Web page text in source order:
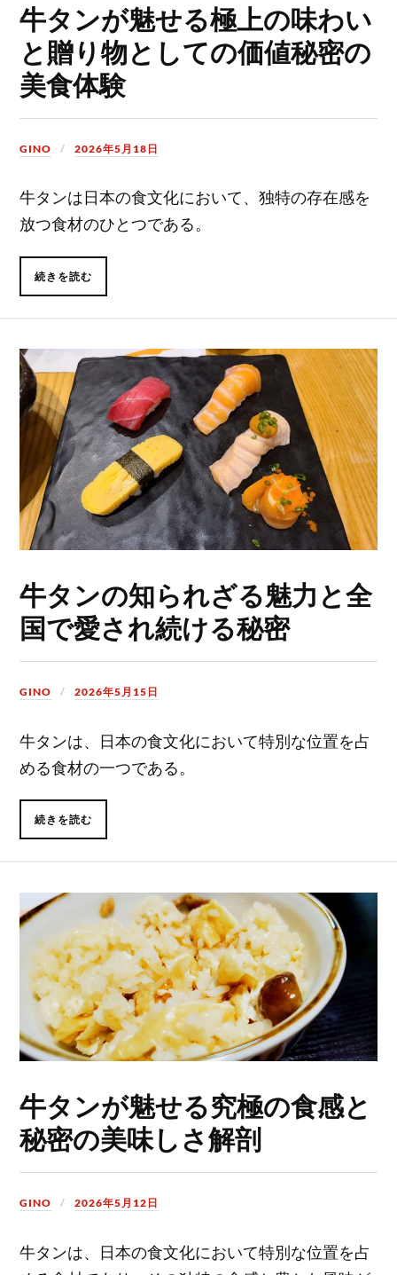
牛タンが魅せる極上の味わい
と贈り物としての価値秘密の
美食体験
GINO 2026年5月18日
牛タンは日本の食文化において、独特の存在感を
放つ食材のひとつである。
続きを読む
牛タンの知られざる魅力と全
国で愛され続ける秘密
GINO 2026年5月15日
牛タンは、日本の食文化において特別な位置を占
める食材の一つである。
続きを読む
牛タンが魅せる究極の食感と
秘密の美味しさ解剖
GINO 2026年5月12日
牛タンは、日本の食文化において特別な位置を占